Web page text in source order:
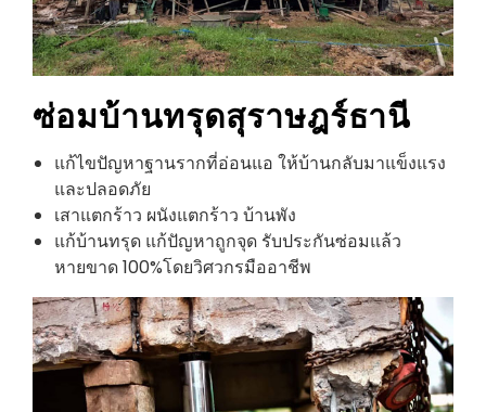
ซ่อมบ้านทรุดสุราษฎร์ธานี
แก้ไขปัญหาฐานรากที่อ่อนแอ ให้บ้านกลับมาแข็งแรง
และปลอดภัย
เสาแตกร้าว ผนังแตกร้าว บ้านพัง
แก้บ้านทรุด แก้ปัญหาถูกจุด รับประกันซ่อมแล้ว
หายขาด 100%โดยวิศวกรมืออาชีพ